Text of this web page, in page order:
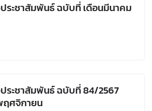
ระชาสัมพันธ์ ฉบับที่ เดือนมีนาคม
ระชาสัมพันธ์ ฉบับที่ 84/2567
ฤศจิกายน